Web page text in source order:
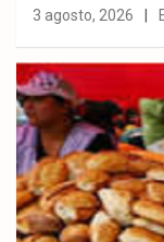
3 agosto, 2026